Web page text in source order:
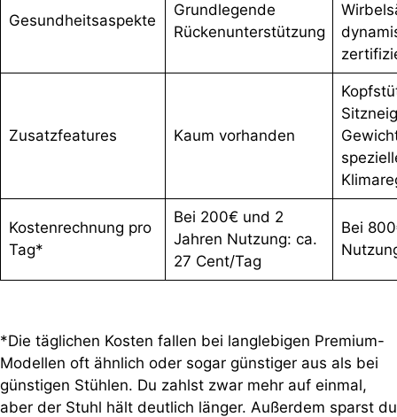
Gesundheitsaspekte
Grundlegende
Rückenunterstützung
Zusatzfeatures Kaum vorhanden
Kostenrechnung pro
Tag*
Bei 200€ und 2
Jahren Nutzung: ca.
27 Cent/Tag
Bei
*Die täglichen Kosten fallen bei langlebigen Premium-
Modellen oft ähnlich oder sogar günstiger aus als bei
günstigen Stühlen. Du zahlst zwar mehr auf einmal,
aber der Stuhl hält deutlich länger. Außerdem sparst du